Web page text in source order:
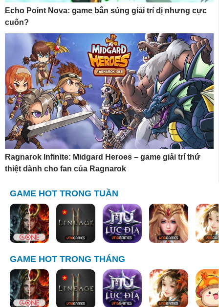
Echo Point Nova: game bắn súng giải trí dị nhưng cực
cuốn?
Ragnarok Infinite: Midgard Heroes – game giải trí thứ
thiệt dành cho fan của Ragnarok
GAME HOT TRONG TUẦN
GAME HOT TRONG THÁNG